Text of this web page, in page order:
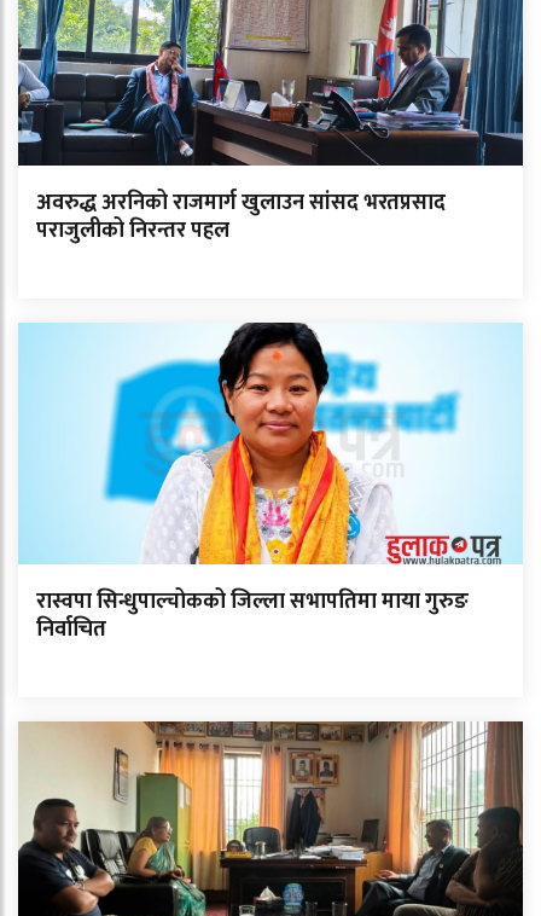
अवरुद्ध अरनिको राजमार्ग खुलाउन सांसद भरतप्रसाद
पराजुलीको निरन्तर पहल
रास्वपा सिन्धुपाल्चोकको जिल्ला सभापतिमा माया गुरुङ
निर्वाचित